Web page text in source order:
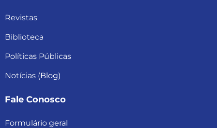
Revistas
Biblioteca
Políticas Públicas
Notícias (Blog)
Fale Conosco
Formulário geral